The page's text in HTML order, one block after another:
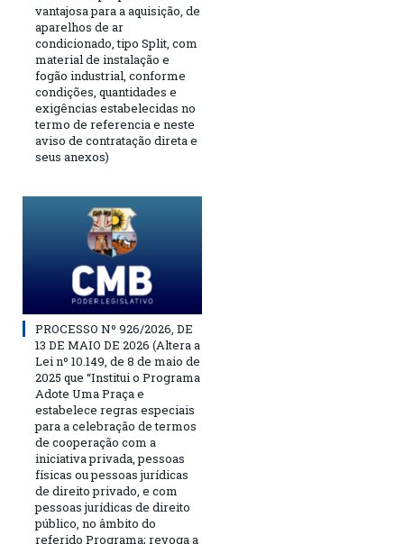
vantajosa para a aquisição, de
aparelhos de ar
condicionado, tipo Split, com
material de instalação e
fogão industrial, conforme
condições, quantidades e
exigências estabelecidas no
termo de referencia e neste
aviso de contratação direta e
seus anexos)
PROCESSO Nº 926/2026, DE
13 DE MAIO DE 2026 (Altera a
Lei nº 10.149, de 8 de maio de
2025 que “Institui o Programa
Adote Uma Praça e
estabelece regras especiais
para a celebração de termos
de cooperação com a
iniciativa privada, pessoas
físicas ou pessoas jurídicas
de direito privado, e com
pessoas jurídicas de direito
público, no âmbito do
referido Programa; revoga a